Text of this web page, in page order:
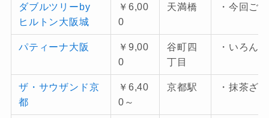
ダブルツリーby
ヒルトン大阪城
￥6,00
0
天満橋 ・今回ご
パティーナ大阪
￥9,00
0
谷町四
丁目
・いろん
ザ・サウザンド京
都
￥6,40
0～
京都駅 ・抹茶ざ